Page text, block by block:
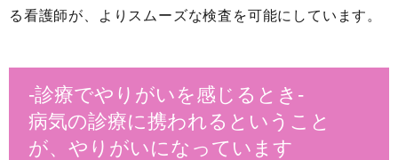
る看護師が、よりスムーズな検査を可能にしています。
-診療でやりがいを感じるとき-
病気の診療に携われるということ
が、やりがいになっています